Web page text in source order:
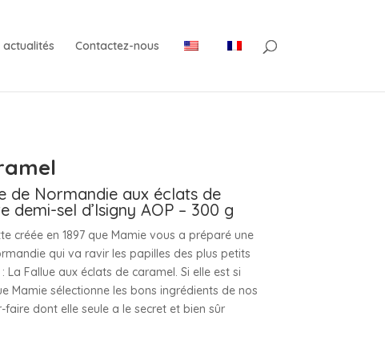
actualités Contactez-nous
de Normandie aux éclats de
demi-sel d’Isigny AOP – 300 g
créée en 1897 que Mamie vous a préparé une
qui va ravir les papilles des plus petits
La Fallue aux éclats de caramel. Si elle est si
Mamie sélectionne les bons ingrédients de nos
dont elle seule a le secret et bien sûr